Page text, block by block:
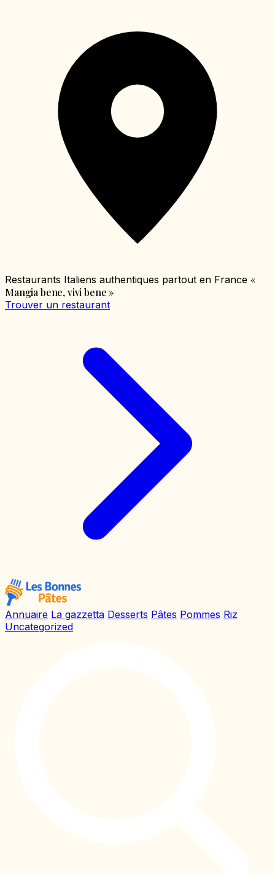
Restaurants Italiens authentiques partout en France «
Mangia bene, vivi bene »
Trouver un restaurant
Annuaire La gazzetta Desserts Pâtes Pommes Riz
Uncategorized